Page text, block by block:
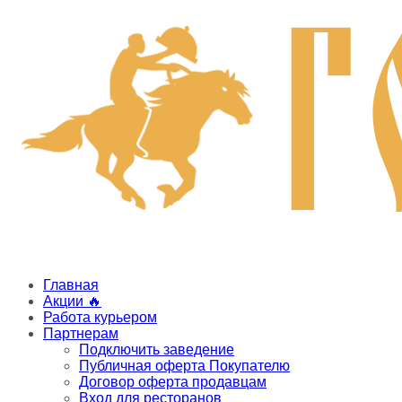
Главная
Акции 🔥
Работа курьером
Партнерам
Подключить заведение
Публичная оферта Покупателю
Договор оферта продавцам
Вход для ресторанов